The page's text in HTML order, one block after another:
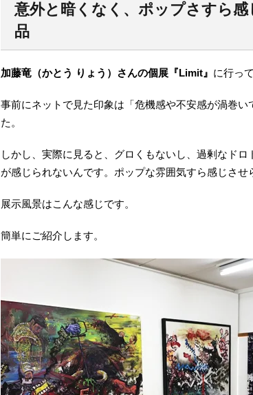
意外と暗くなく、ポップさすら
品
加藤竜（かとう りょう）さんの個展『Limit』 に行っ
事前にネットで見た印象は「危機感や不安感が渦巻
た。
しかし、実際に見ると、グロくもないし、過剰なド
が感じられないんです。ポップな雰囲気すら感じさせ
展示風景はこんな感じです。
簡単にご紹介します。